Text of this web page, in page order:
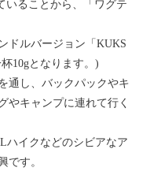
いることから、「ワグテ
ドルバージョン「KUKS
10gとなります。)
通し、バックパックやキ
やキャンプに連れて行く
ハイクなどのシビアなア
です。